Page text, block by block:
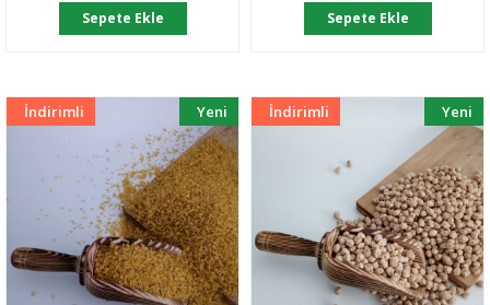
Sepete Ekle Sepete Ekle
İndirimli Yeni İndirimli Yeni